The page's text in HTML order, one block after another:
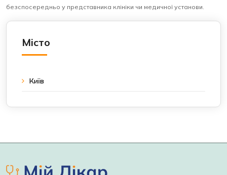
безспосередньо у представника клініки чи медичної установи.
Місто
Київ